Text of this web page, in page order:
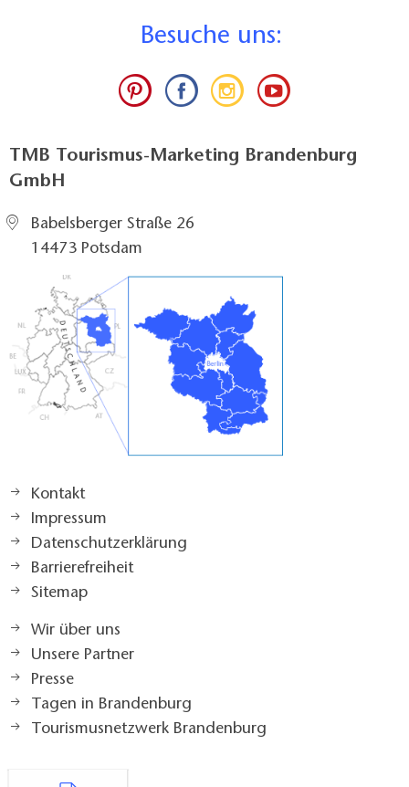
Besuche uns:
TMB Tourismus-Marketing Brandenburg
GmbH
Babelsberger Straße 26
14473 Potsdam
Kontakt
Impressum
Datenschutzerklärung
Barrierefreiheit
Sitemap
Wir über uns
Unsere Partner
Presse
Tagen in Brandenburg
Tourismusnetzwerk Brandenburg